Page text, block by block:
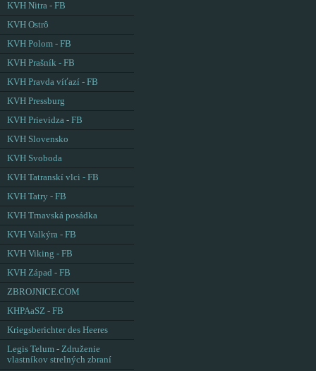
KVH Nitra - FB
KVH Ostrô
KVH Polom - FB
KVH Prašník - FB
KVH Pravda víťazí - FB
KVH Pressburg
KVH Prievidza - FB
KVH Slovensko
KVH Svoboda
KVH Tatranskí vlci - FB
KVH Tatry - FB
KVH Trnavská posádka
KVH Valkýra - FB
KVH Viking - FB
KVH Západ - FB
ZBROJNICE.COM
KHPAaSZ - FB
Kriegsberichter des Heeres
Legis Telum - Združenie
vlastníkov strelných zbraní